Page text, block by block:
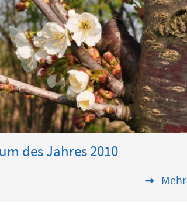
des Jahres 2010
Mehr